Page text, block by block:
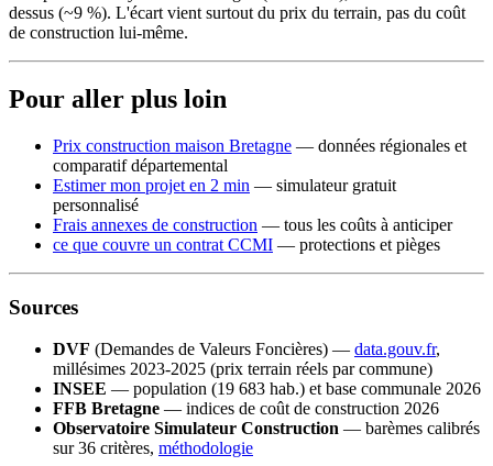
dessus (~9 %). L'écart vient surtout du prix du terrain, pas du coût
de construction lui-même.
Pour aller plus loin
Prix construction maison Bretagne — données régionales et
comparatif départemental
Estimer mon projet en 2 min — simulateur gratuit
personnalisé
Frais annexes de construction — tous les coûts à anticiper
ce que couvre un contrat CCMI — protections et pièges
Sources
DVF (Demandes de Valeurs Foncières) — data.gouv.fr,
millésimes 2023-2025 (prix terrain réels par commune)
INSEE — population (19 683 hab.) et base communale 2026
FFB Bretagne — indices de coût de construction 2026
Observatoire Simulateur Construction — barèmes calibrés
sur 36 critères, méthodologie